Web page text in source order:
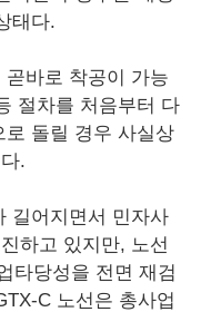
태다.
바로 착공이 가능
절차를 처음부터 다
돌릴 경우 사실상
.
길어지면서 민자사
하고 있지만, 노선
타당성을 전면 재검
C 노선은 총사업